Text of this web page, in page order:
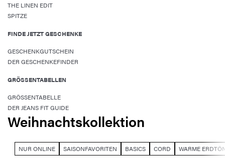
THE LINEN EDIT
SPITZE
FINDE JETZT GESCHENKE
GESCHENKGUTSCHEIN
DER GESCHENKEFINDER
GRÖSSENTABELLEN
GRÖSSENTABELLE
DER JEANS FIT GUIDE
Weihnachtskollektion
NUR ONLINE SAISONFAVORITEN BASICS CORD WARME